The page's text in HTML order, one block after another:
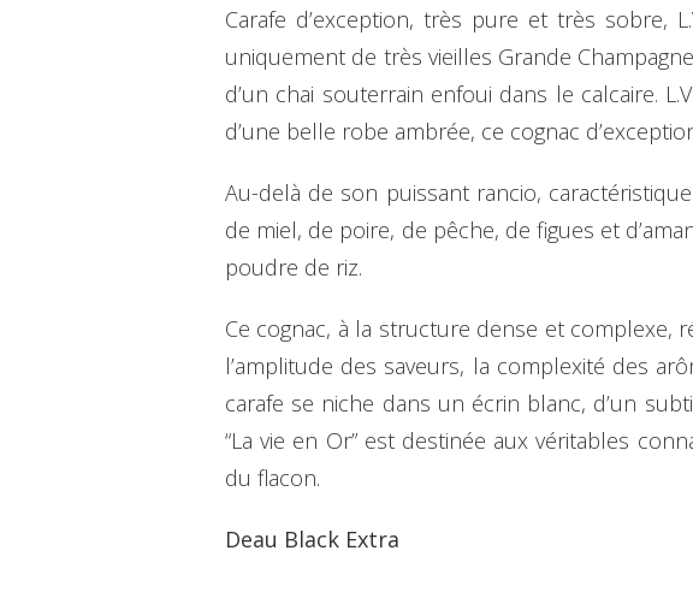
Carafe d’exception, très pure et très sobre,
uniquement de très vieilles Grande
d’un chai souterrain enfoui dans le calcaire.
d’une belle robe ambrée, ce cognac
Au-delà de son puissant rancio,
de miel, de poire, de pêche, de figues et
poudre de riz.
Ce cognac, à la structure dense et complexe,
l’amplitude des saveurs, la complexité des
carafe se niche dans un écrin blanc, d’un
“La vie en Or” est destinée aux véritables
du flacon.
Deau Black Extra